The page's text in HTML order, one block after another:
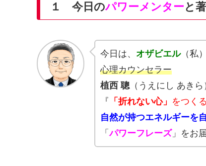
１ 今日のパワーメンターと
今日は、 オザビエル（私
心理カウンセラー
植西 聰 （うえにし あき
『 「折れない心」 をつくる
自然が持つエネルギーを
「パワーフレーズ」をお